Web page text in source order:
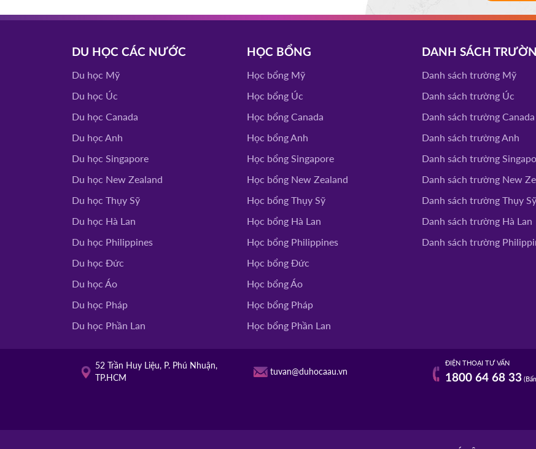
HOT
HOT
04/03/2026
15h00
Mỹ
WRIGHT STATE UNIVERISTY
07/10/2025
TỔ CHỨC ICEAP
HOT
03/10/2025
Canada
YORKVILLE UNIVERSITY
TORONTO FILM SCHOOL
TROY UNIVERSITY
ĐĂNG KÝ
HOT
01/10/2025
10h00
TACOMA COMMUNITY COLLEGE
DU HỌC CÁC NƯỚC
Du học Mỹ
Du học Úc
Du học Canada
Du học Anh
Du học Singapore
Du học New Zealand
Du học Thụy Sỹ
Du học Hà Lan
Du học Philippines
Du học Đức
Du học Áo
Du học Pháp
Du học Phần Lan
HỌC BỔNG
Học bổng Mỹ
Học bổng Úc
Học bổng Canada
Học bổng Anh
Học bổng Singapore
Học bổng New Zealand
Học bổng Thụy Sỹ
Học bổng Hà Lan
Học bổng Philippines
Học bổng Đức
Học bổng Áo
Học bổng Pháp
Học bổng Phần Lan
DANH SÁCH
Danh sách trường Mỹ
Danh sách trường Úc
Danh sách trường Canada
Danh sách trường Anh
Danh sách trường
Danh sách trường New
Danh sách trường Thụy Sỹ
Danh sách trường Hà Lan
Danh sách trường
52 Trần Huy Liệu, P. Phú Nhuận,
TP.HCM
tuvan@duhocaau.vn
ĐIỆN THOẠI TƯ VẤN
1800 64 68 33